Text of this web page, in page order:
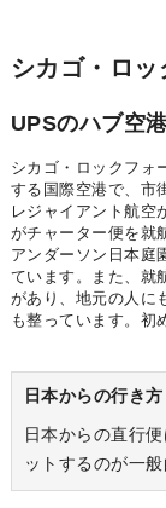
シカゴ・ロ
UPSのハブ空
シカゴ・ロックフォ
する国際空港で、市
レジャイアント航空
がチャーター便を就
アンダーソン日本庭
ています。また、就
があり、地元の人に
も整っています。初
日本からの行き方
日本からの直行
ットするのが一